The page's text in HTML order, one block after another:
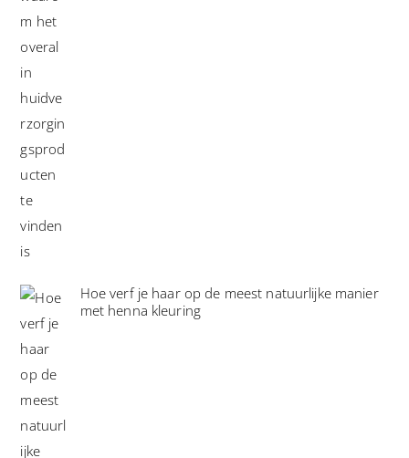
Hoe verf je haar op de meest natuurlijke manier
met henna kleuring